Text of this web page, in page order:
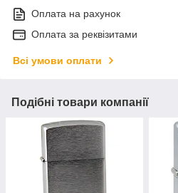
Оплата на рахунок
Оплата за реквізитами
Всі умови оплати
Подібні товари компанії